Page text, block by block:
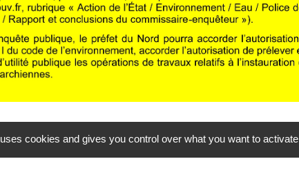
cookies and gives you control over what you want to activate